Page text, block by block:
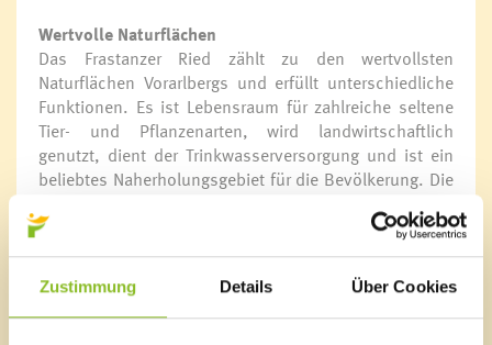
Zustimmung Details Über Cookies
Wertvolle Naturflächen
Das Frastanzer Ried zählt zu den wertvollsten
Naturflächen Vorarlbergs und erfüllt unterschiedliche
Funktionen. Es ist Lebensraum für zahlreiche seltene
Tier- und Pflanzenarten, wird landwirtschaftlich
genutzt, dient der Trinkwasserversorgung und ist ein
beliebtes Naherholungsgebiet für die Bevölkerung. Die
Nutzungen sichtbar und zeigt auf, wie wichtig ein
respektvoller Umgang mit diesem Naturraum ist. „Wir
können nur schützen, was wir schätzen. Deshalb ist es
wichtig, die Besonderheiten des Frastanzer Rieds
sichtbar und erlebbar zu machen“, betonte Landesrat